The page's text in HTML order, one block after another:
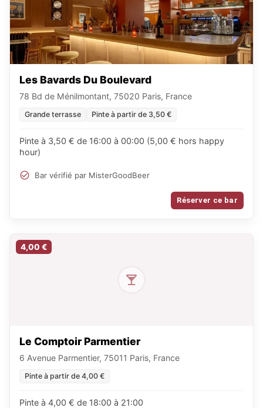
Les Bavards Du Boulevard
78 Bd de Ménilmontant, 75020 Paris, France
Grande terrasse Pinte à partir de 3,50 €
Pinte à 3,50 € de 16:00 à 00:00 (5,00 € hors happy
hour)
Bar vérifié par MisterGoodBeer
Réserver ce bar
4,00 €
Le Comptoir Parmentier
6 Avenue Parmentier, 75011 Paris, France
Pinte à partir de 4,00 €
Pinte à 4,00 € de 18:00 à 21:00